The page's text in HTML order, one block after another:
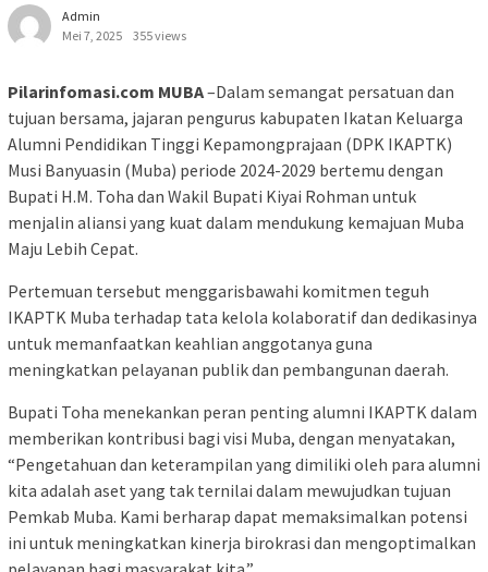
Admin
Mei 7, 2025
355 views
Pilarinfomasi.com MUBA–Dalam semangat persatuan dan
tujuan bersama, jajaran pengurus kabupaten Ikatan Keluarga
Alumni Pendidikan Tinggi Kepamongprajaan (DPK IKAPTK)
Musi Banyuasin (Muba) periode 2024-2029 bertemu dengan
Bupati H.M. Toha dan Wakil Bupati Kiyai Rohman untuk
menjalin aliansi yang kuat dalam mendukung kemajuan Muba
Maju Lebih Cepat.
Pertemuan tersebut menggarisbawahi komitmen teguh
IKAPTK Muba terhadap tata kelola kolaboratif dan dedikasinya
untuk memanfaatkan keahlian anggotanya guna
meningkatkan pelayanan publik dan pembangunan daerah.
Bupati Toha menekankan peran penting alumni IKAPTK dalam
memberikan kontribusi bagi visi Muba, dengan menyatakan,
“Pengetahuan dan keterampilan yang dimiliki oleh para alumni
kita adalah aset yang tak ternilai dalam mewujudkan tujuan
Pemkab Muba. Kami berharap dapat memaksimalkan potensi
ini untuk meningkatkan kinerja birokrasi dan mengoptimalkan